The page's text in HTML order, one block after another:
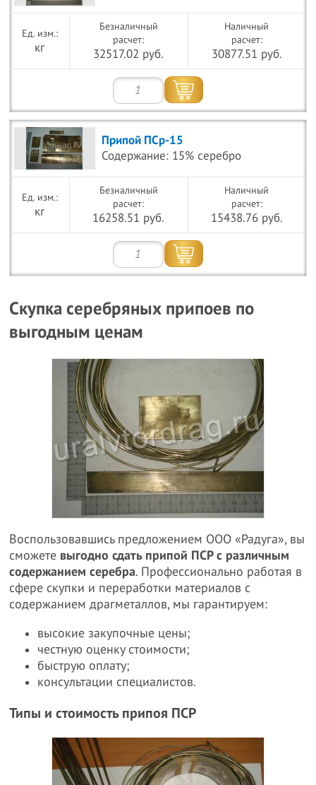
кг
Безналичный
расчет:
32517.02 руб.
Наличный
расчет:
30877.51 руб.
Припой ПСр-15
Содержание: 15% серебро
кг
Безналичный
расчет:
16258.51 руб.
Наличный
расчет:
15438.76 руб.
Скупка серебряных припоев по
выгодным ценам
Воспользовавшись предложением ООО «Радуга», вы
сможете выгодно сдать припой ПСР с различным
содержанием серебра. Профессионально работая в
сфере скупки и переработки материалов с
содержанием драгметаллов, мы гарантируем:
высокие закупочные цены;
честную оценку стоимости;
быструю оплату;
консультации специалистов.
Типы и стоимость припоя ПСР